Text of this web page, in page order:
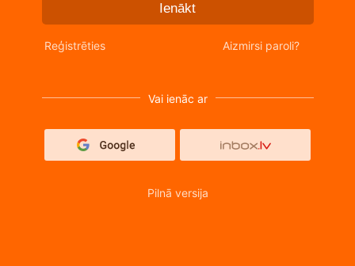
Ienākt
Reģistrēties Aizmirsi paroli?
Vai ienāc ar
Pilnā versija